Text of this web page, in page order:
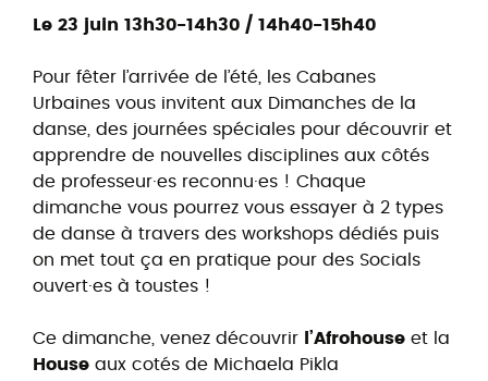
Le 23 juin 13h30-14h30 / 14h40-15h40
Pour fêter l’arrivée de l’été, les Cabanes
Urbaines vous invitent aux Dimanches de la
danse, des journées spéciales pour découvrir et
apprendre de nouvelles disciplines aux côtés
de professeur·es reconnu·es ! Chaque
dimanche vous pourrez vous essayer à 2 types
de danse à travers des workshops dédiés puis
on met tout ça en pratique pour des Socials
ouvert·es à toustes !
Ce dimanche, venez découvrir l’Afrohouse et la
House aux cotés de Michaela Pikla